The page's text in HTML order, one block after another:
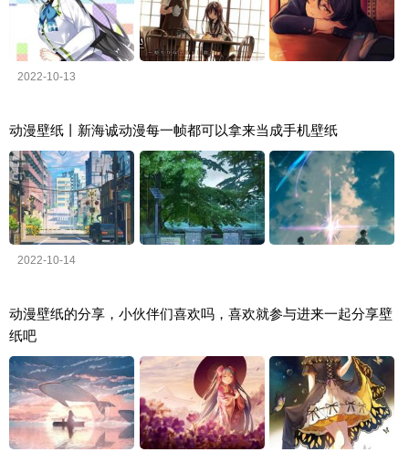
2022-10-13
动漫壁纸丨新海诚动漫每一帧都可以拿来当成手机壁纸
2022-10-14
动漫壁纸的分享，小伙伴们喜欢吗，喜欢就参与进来一起分享壁
纸吧